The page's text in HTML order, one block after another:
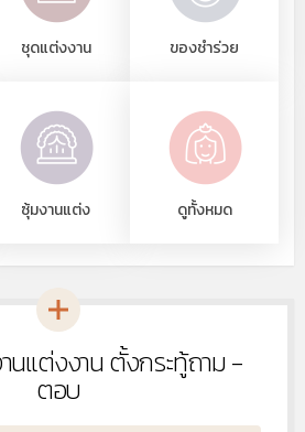
ชุดแต่งงาน ของชำร่วย
ซุ้มงานแต่ง ดูทั้งหมด
นแต่งงาน ตั้งกระทู้ถาม -
ตอบ